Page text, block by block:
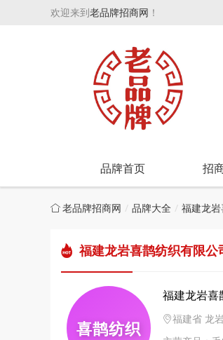
欢迎来到老品牌招商网 ！
品牌首页 招
老品牌招商网 品牌大全 福建龙
福建龙岩喜鹊纺织有限公
喜鹊纺织
福建龙岩喜
福建省 龙